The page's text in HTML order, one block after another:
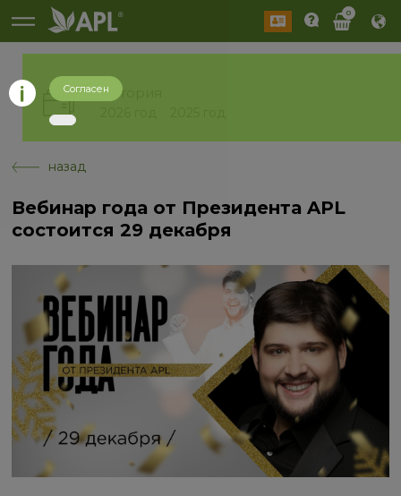
0
История
назад
Вебинар года от Президента APL
состоится 29 декабря
Согласен